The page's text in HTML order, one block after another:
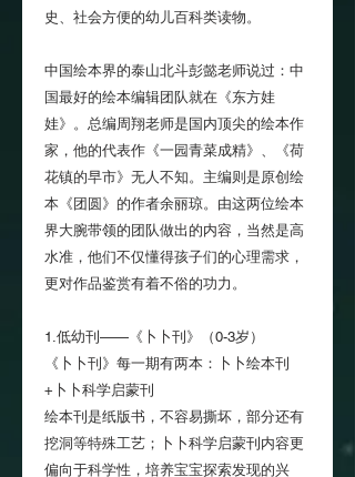
史、社会方便的幼儿百科类读物。
中国绘本界的泰山北斗彭懿老师说过：中
国最好的绘本编辑团队就在《东方娃
娃》。总编周翔老师是国内顶尖的绘本作
家，他的代表作《一园青菜成精》、《荷
花镇的早市》无人不知。主编则是原创绘
本《团圆》的作者余丽琼。由这两位绘本
界大腕带领的团队做出的内容，当然是高
水准，他们不仅懂得孩子们的心理需求，
更对作品鉴赏有着不俗的功力。
1.低幼刊——《卜卜刊》（0-3岁）
《卜卜刊》每一期有两本：卜卜绘本刊
+卜卜科学启蒙刊
绘本刊是纸版书，不容易撕坏，部分还有
挖洞等特殊工艺；卜卜科学启蒙刊内容更
偏向于科学性，培养宝宝探索发现的兴